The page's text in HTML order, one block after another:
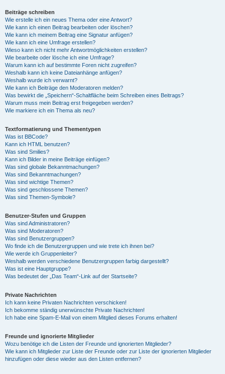
Beiträge schreiben
Wie erstelle ich ein neues Thema oder eine Antwort?
Wie kann ich einen Beitrag bearbeiten oder löschen?
Wie kann ich meinem Beitrag eine Signatur anfügen?
Wie kann ich eine Umfrage erstellen?
Wieso kann ich nicht mehr Antwortmöglichkeiten erstellen?
Wie bearbeite oder lösche ich eine Umfrage?
Warum kann ich auf bestimmte Foren nicht zugreifen?
Weshalb kann ich keine Dateianhänge anfügen?
Weshalb wurde ich verwarnt?
Wie kann ich Beiträge den Moderatoren melden?
Was bewirkt die „Speichern“-Schaltfläche beim Schreiben eines Beitrags?
Warum muss mein Beitrag erst freigegeben werden?
Wie markiere ich ein Thema als neu?
Textformatierung und Thementypen
Was ist BBCode?
Kann ich HTML benutzen?
Was sind Smilies?
Kann ich Bilder in meine Beiträge einfügen?
Was sind globale Bekanntmachungen?
Was sind Bekanntmachungen?
Was sind wichtige Themen?
Was sind geschlossene Themen?
Was sind Themen-Symbole?
Benutzer-Stufen und Gruppen
Was sind Administratoren?
Was sind Moderatoren?
Was sind Benutzergruppen?
Wo finde ich die Benutzergruppen und wie trete ich ihnen bei?
Wie werde ich Gruppenleiter?
Weshalb werden verschiedene Benutzergruppen farbig dargestellt?
Was ist eine Hauptgruppe?
Was bedeutet der „Das Team“-Link auf der Startseite?
Private Nachrichten
Ich kann keine Privaten Nachrichten verschicken!
Ich bekomme ständig unerwünschte Private Nachrichten!
Ich habe eine Spam-E-Mail von einem Mitglied dieses Forums erhalten!
Freunde und ignorierte Mitglieder
Wozu benötige ich die Listen der Freunde und ignorierten Mitglieder?
Wie kann ich Mitglieder zur Liste der Freunde oder zur Liste der ignorierten Mitglieder
hinzufügen oder diese wieder aus den Listen entfernen?